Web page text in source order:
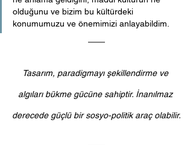
olduğunu ve bizim bu kültürdeki
konumumuzu ve önemimizi anlayabildim.
Tasarım, paradigmayı şekillendirme ve
algıları bükme gücüne sahiptir. İnanılmaz
derecede güçlü bir sosyo-politik araç olabilir.